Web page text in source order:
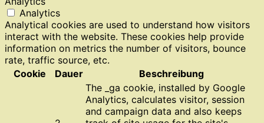
Analytics
Analytical cookies are used to understand how visitors
interact with the website. These cookies help provide
information on metrics the number of visitors, bounce
rate, traffic source, etc.
Cookie
Dauer Beschreibung
The _ga cookie, installed by Google
Analytics, calculates visitor, session
and campaign data and also keeps